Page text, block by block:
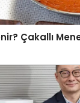
Çakallı